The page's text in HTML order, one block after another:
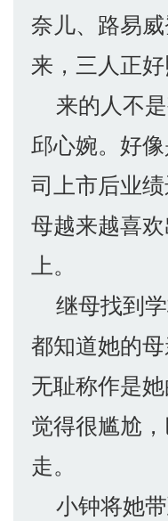
奈儿、路易
来，三人正好
来的人不
邱心婉。好
司上市后业
母越来越喜
上。
继母找到
都知道她的
无耻称作是
觉得很尴尬
走。
小钟将她